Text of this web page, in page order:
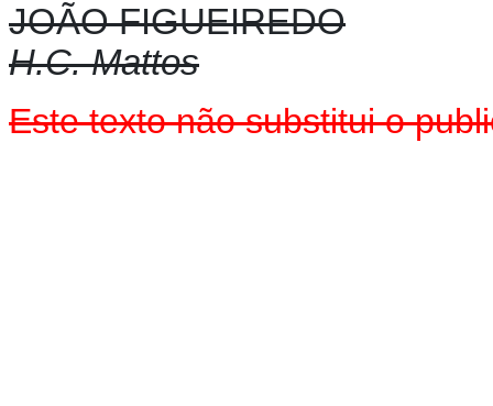
JOÃO FIGUEIREDO
H.C. Mattos
Este texto não substitui o